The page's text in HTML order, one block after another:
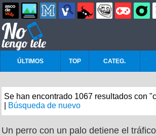
ÚLTIMOS TOP CATEG.
Se han encontrado 1067 resultados con
Búsqueda de nuevo
Un perro con un palo detiene el tráfico